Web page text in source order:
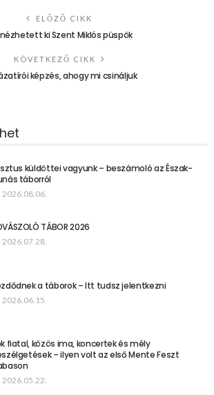
ELŐZŐ CIKK
ki Szent Miklós püspök
KÖVETKEZŐ CIKK
képzés, ahogy mi csináljuk
küldöttei vagyunk – beszámoló az Észak-
táborról
2026.08.06.
TÁBOR 2026
2026.07.28.
a táborok – Itt tudsz jelentkezni
2026.06.15.
fiatal, közös ima, koncertek és mély
– ilyen volt az első Mente Feszt
2026.05.22.